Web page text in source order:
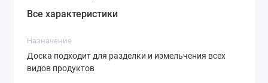
Все характеристики
Назначение
Доска подходит для разделки и измельчения всех
видов продуктов